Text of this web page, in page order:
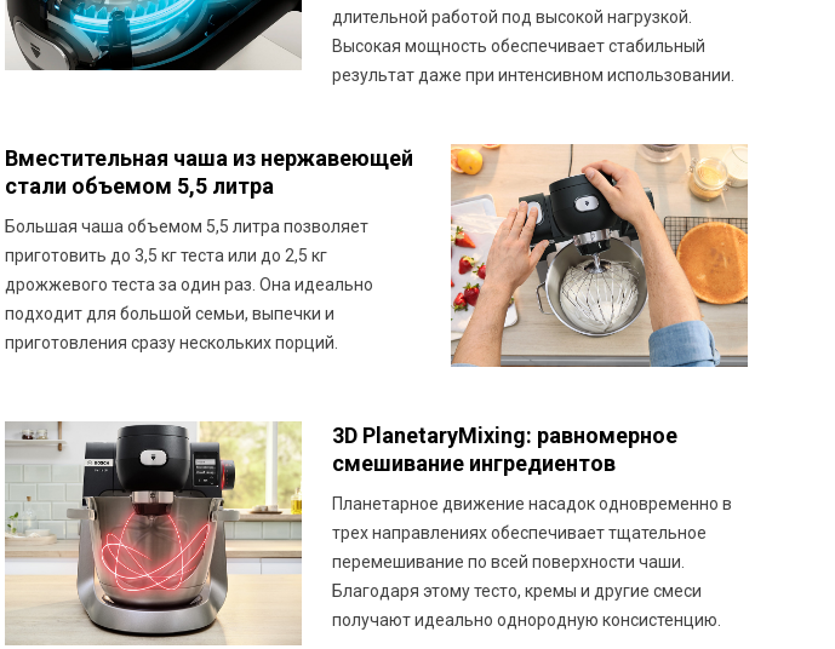
длительной работой под высокой нагрузкой.
Высокая мощность обеспечивает стабильный
результат даже при интенсивном использовании.
Вместительная чаша из нержавеющей
стали объемом 5,5 литра
Большая чаша объемом 5,5 литра позволяет
приготовить до 3,5 кг теста или до 2,5 кг
дрожжевого теста за один раз. Она идеально
подходит для большой семьи, выпечки и
приготовления сразу нескольких порций.
3D PlanetaryMixing: равномерное
смешивание ингредиентов
Планетарное движение насадок одновременно в
трех направлениях обеспечивает тщательное
перемешивание по всей поверхности чаши.
Благодаря этому тесто, кремы и другие смеси
получают идеально однородную консистенцию.